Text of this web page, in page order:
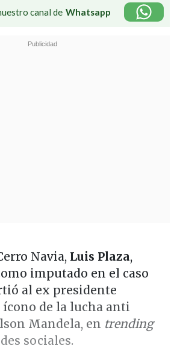
canal de Whatsapp
Navia, Luis Plaza,
imputado en el caso
al ex presidente
de la lucha anti
Mandela, en trending
sociales.